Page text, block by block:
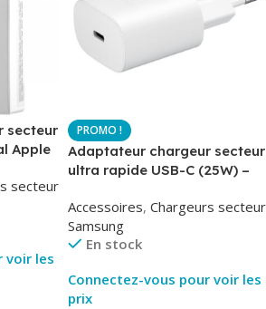
secteur
Apple
secteur
voir les
Adaptateur chargeur secteur
ultra rapide USB-C (25W) –
EP-TA800
Accessoires, Chargeurs secteur
Samsung
En stock
Connectez-vous pour voir les
prix